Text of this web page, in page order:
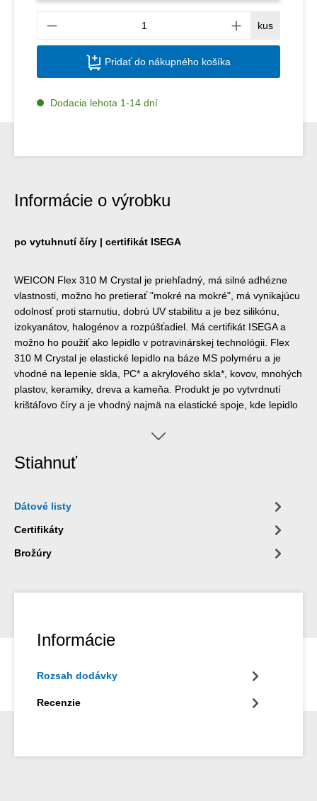
kus
Pridať do nákupného košíka
Dodacia lehota 1-14 dní
Informácie o výrobku
po vytuhnutí číry | certifikát ISEGA
WEICON Flex 310 M Crystal je priehľadný, má silné adhézne
vlastnosti, možno ho pretierať "mokré na mokré", má vynikajúcu
odolnosť proti starnutiu, dobrú UV stabilitu a je bez silikónu,
izokyanátov, halogénov a rozpúšťadiel. Má certifikát ISEGA a
možno ho použiť ako lepidlo v potravinárskej technológii. Flex
310 M Crystal je elastické lepidlo na báze MS polyméru a je
vhodné na lepenie skla, PC* a akrylového skla*, kovov, mnohých
plastov, keramiky, dreva a kameňa. Produkt je po vytvrdnutí
krištáľovo číry a je vhodný najmä na elastické spoje, kde lepidlo
plastov, v kovovýrobe, pri výrobe kontajnerov a prístrojov, vo
osvetľovacom priemysle, pri výstavbe veľtrhov a obchodov a
Stiahnuť
Dátové listy
Certifikáty
Brožúry
Informácie
Rozsah dodávky
Recenzie